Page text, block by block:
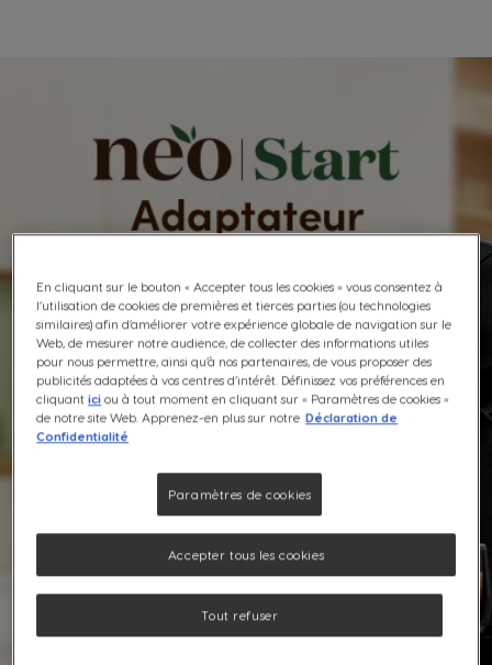
En cliquant sur le bouton « Accepter tous les cookies » vous consentez à
l’utilisation de cookies de premières et tierces parties (ou technologies
similaires) afin d’améliorer votre expérience globale de navigation sur le
Web, de mesurer notre audience, de collecter des informations utiles
pour nous permettre, ainsi qu’à nos partenaires, de vous proposer des
publicités adaptées à vos centres d’intérêt. Définissez vos préférences en
cliquantici ou à tout moment en cliquant sur « Paramètres de cookies »
de notre site Web. Apprenez-en plus sur notre Déclaration de
Confidentialité
Paramètres de cookies
Tout refuser
Accepter tous les cookies